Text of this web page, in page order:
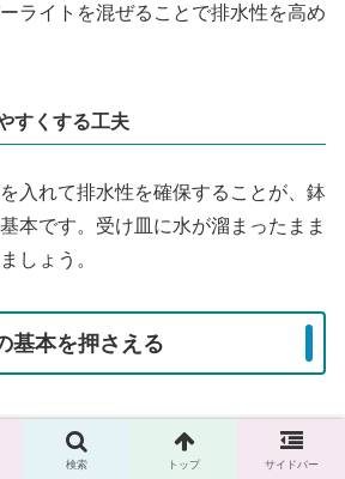
ライトを混ぜることで排水性を高め
すくする工夫
入れて排水性を確保することが、鉢
本です。受け皿に水が溜まったまま
しょう。
基本を押さえる
の注意点
検索 トップ サイドバー